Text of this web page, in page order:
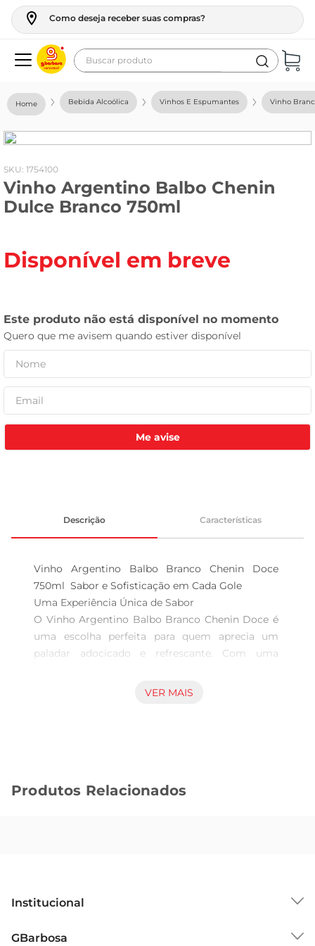
Como deseja receber suas compras?
Buscar produto
Bebida Alcoólica Vinhos E Espumantes Vinho
: 1754100
Vinho Argentino Balbo Chenin
Dulce Branco 750ml
Disponível em breve
Me avise
Descrição Características
Vinho Argentino Balbo Branco Chenin Doce
750ml  Sabor e Sofisticação em Cada Gole
Uma Experiência Única de Sabor
O Vinho Argentino Balbo Branco Chenin Doce é
uma escolha perfeita para quem aprecia um
paladar adocicado e refrescante. Com uma
vinho se destaca por sua leveza e frescor,
pálido com reflexos esverdeados, que já revela
Ideal para Diversas Ocasiões
adapta a diferentes momentos. É perfeito para
VER MAIS
Produtos Relacionados
Institucional
GBarbosa
geladeira
fogao
café
cerveja
leite
celular